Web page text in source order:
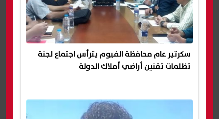
سكرتير عام محافظة الفيوم يترأس اجتماع لجنة
تظلمات تقنين أراضي أملاك الدولة